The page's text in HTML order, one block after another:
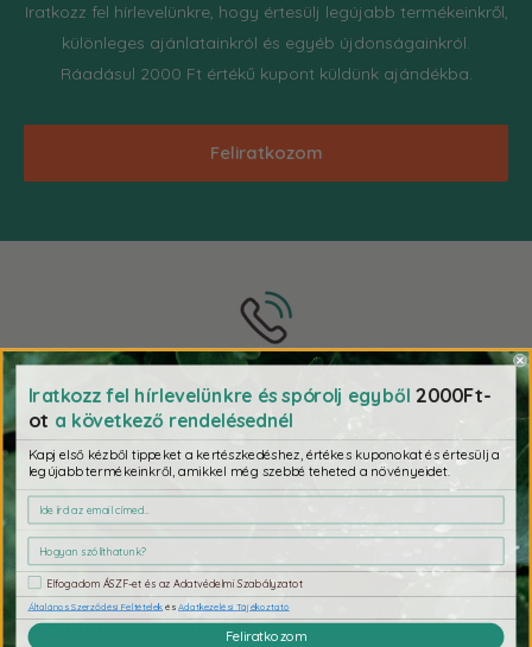
Iratkozz fel hírlevelünkre, hogy értesülj legújabb termékeinkről,
különleges ajánlatainkról és egyéb újdonságainkról.
Ráadásul 2000 Ft értékű kupont küldünk ajándékba.
Feliratkozom
Telefonos támogatás
+36 30 495 5761
- csütörtök: 10:00 - 16:00
Péntek: 10:00 - 14:00
Az online
Bemutatkozik a Gardino
Iratkozz fel hírlevelünkre és spórolj egyből 2000Ft-
ot a következő rendelésednél
Kapj első kézből tippeket a kertészkedéshez, értékes kuponokat és értesülj a
legújabb termékeinkről, amikkel még szebbé teheted a növényeidet.
Elfogadom ÁSZF-et és az Adatvédelmi Szabályzatot
Általános Szerződési FeltételekésAdatkezelési Tájékoztató
Feliratkozom